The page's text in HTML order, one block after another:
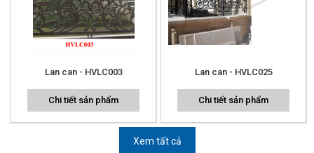
Lan can - HVLC003
Chi tiết sản phẩm
Lan can - HVLC025
Chi tiết sản phẩm
Xem tất cả